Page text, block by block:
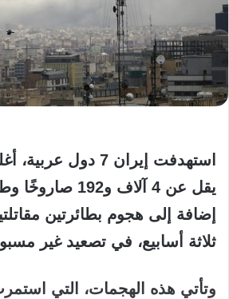
استهدفت إيران 7 دول
يقل عن 4 آلاف
إضافة إلى هجوم بطائرتين
ثلاثة أسابيع، في تصعيد غير